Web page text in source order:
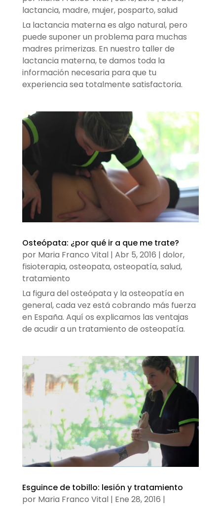
lactancia, madre, mujer, posparto,salud
La lactancia materna es algo natural, pero
puede suponer un problema para muchas
madres primerizas. En nuestro taller de
lactancia materna, te damos toda la
información necesaria para que tu
experiencia sea totalmente satisfactoria.
Osteópata: ¿por qué ir a que me trate?
por Maria Franco Vital| Abr 5, 2016 | dolor,
fisioterapia,osteopata,osteopatía,salud,
tratamiento
La figura del osteópata y la osteopatía en
general, cada vez está cobrando más fuerza
en España. Aquí os explicamos las ventajas
de acudir a un tratamiento de osteopatía.
Esguince de tobillo: lesión y tratamiento
por Maria Franco Vital| Ene 28, 2016 |